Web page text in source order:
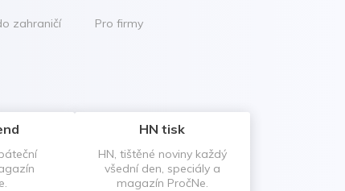
zahraničí Pro firmy
HN tisk
HN, tištěné noviny každý
všední den, speciály a
magazín PročNe.